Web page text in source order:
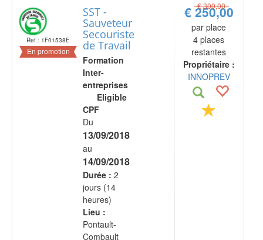
Ref : 1F01538E
En promotion
SST -
Sauveteur
Secouriste
de Travail
Formation
Inter-
entreprises
Eligible
CPF
Du
13/09/2018
au
14/09/2018
Durée : 2
jours (14
heures)
Lieu :
Pontault-
Combault
€ 300,00
€ 250,00
par place
4 places
restantes
Propriétaire :
INNOPREV